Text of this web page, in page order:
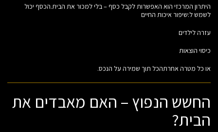
היתרון המרכזי הוא האפשרות לקבל כסף – בלי למכור את הבית.הכסף יכול
לשמש ל:שיפור איכות החיים
עזרה לילדים
כיסוי הוצאות
או כל מטרה אחרתהכל תוך שמירה על הנכס.
החשש הנפוץ – האם מאבדים את
הבית?